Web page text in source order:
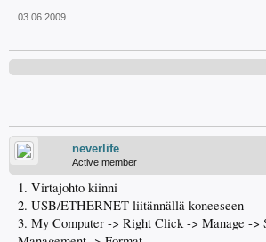
03.06.2009
neverlife
Active member
1. Virtajohto kiinni
2. USB/ETHERNET liitännällä koneeseen
3. My Computer -> Right Click -> Manage ->